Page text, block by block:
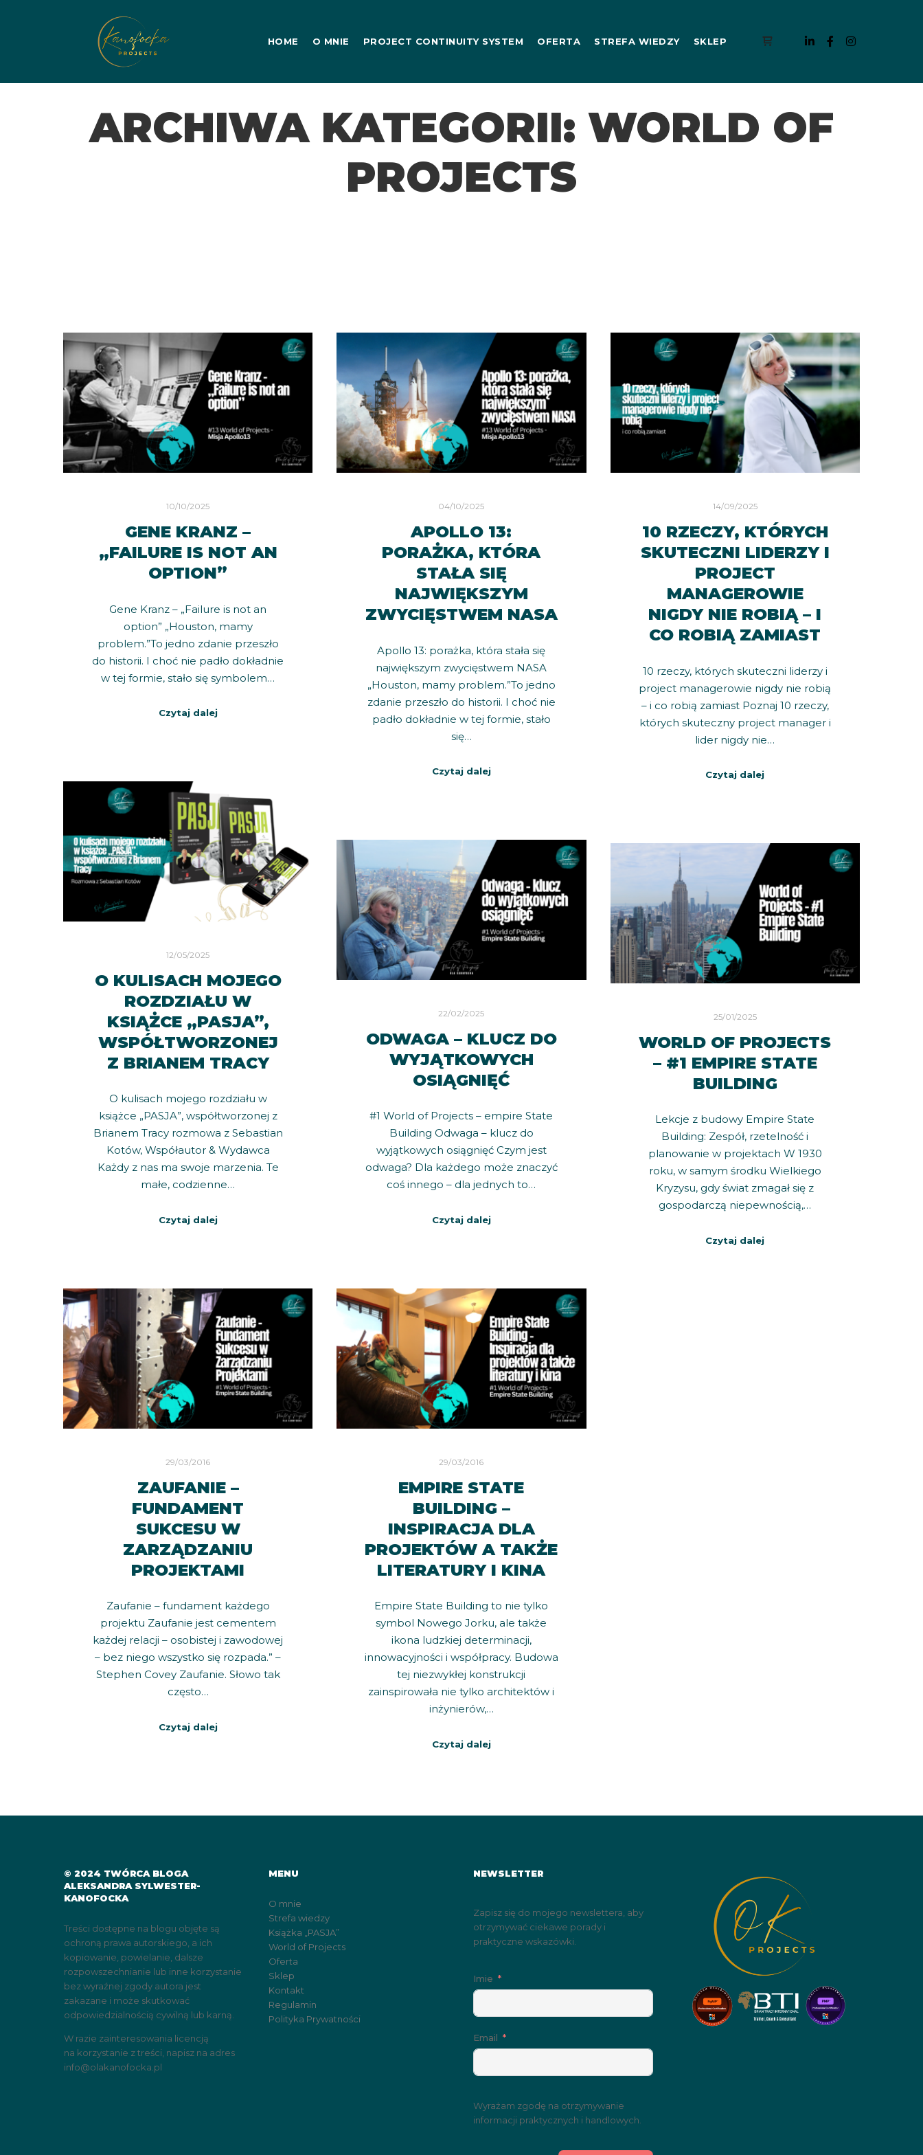
HOME O MNIE PROJECT CONTINUITY SYSTEM OFERTA STREFA WIEDZY
SKLEP
ARCHIWA KATEGORII: WORLD OF
PROJECTS
10/10/2025
GENE KRANZ –
„FAILURE IS NOT AN
OPTION”
Gene Kranz – „Failure is not an
option” „Houston, mamy
problem.”To jedno zdanie przeszło
do historii. I choć nie padło dokładnie
w tej formie, stało się symbolem…
Czytaj dalej
04/10/2025
APOLLO 13:
PORAŻKA, KTÓRA
STAŁA SIĘ
NAJWIĘKSZYM
ZWYCIĘSTWEM NASA
Apollo 13: porażka, która stała się
największym zwycięstwem NASA
„Houston, mamy problem.”To jedno
zdanie przeszło do historii. I choć nie
padło dokładnie w tej formie, stało
się…
Czytaj dalej
14/09/2025
10 RZECZY, KTÓRYCH
SKUTECZNI LIDERZY I
PROJECT
MANAGEROWIE
NIGDY NIE ROBIĄ – I
CO ROBIĄ ZAMIAST
10 rzeczy, których skuteczni liderzy i
project managerowie nigdy nie robią
– i co robią zamiast Poznaj 10 rzeczy,
których skuteczny project manager i
lider nigdy nie…
Czytaj dalej
12/05/2025
O KULISACH MOJEGO
ROZDZIAŁU W
KSIĄŻCE „PASJA”,
WSPÓŁTWORZONEJ
Z BRIANEM TRACY
O kulisach mojego rozdziału w
książce „PASJA”, współtworzonej z
Brianem Tracy rozmowa z Sebastian
Kotów, Współautor & Wydawca
Każdy z nas ma swoje marzenia. Te
małe, codzienne…
Czytaj dalej
22/02/2025
ODWAGA – KLUCZ DO
WYJĄTKOWYCH
OSIĄGNIĘĆ
#1 World of Projects – empire State
Building Odwaga – klucz do
wyjątkowych osiągnięć Czym jest
odwaga? Dla każdego może znaczyć
coś innego – dla jednych to…
Czytaj dalej
25/01/2025
WORLD OF PROJECTS
– #1 EMPIRE STATE
BUILDING
Lekcje z budowy Empire State
Building: Zespół, rzetelność i
planowanie w projektach W 1930
roku, w samym środku Wielkiego
Kryzysu, gdy świat zmagał się z
gospodarczą niepewnością,…
Czytaj dalej
29/03/2016
ZAUFANIE –
FUNDAMENT
SUKCESU W
ZARZĄDZANIU
PROJEKTAMI
Zaufanie – fundament każdego
projektu Zaufanie jest cementem
każdej relacji – osobistej i zawodowej
– bez niego wszystko się rozpada.” –
Stephen Covey Zaufanie. Słowo tak
często…
Czytaj dalej
29/03/2016
EMPIRE STATE
BUILDING –
INSPIRACJA DLA
PROJEKTÓW A TAKŻE
LITERATURY I KINA
Empire State Building to nie tylko
symbol Nowego Jorku, ale także
ikona ludzkiej determinacji,
innowacyjności i współpracy. Budowa
tej niezwykłej konstrukcji
zainspirowała nie tylko architektów i
inżynierów,…
Czytaj dalej
© 2024 TWÓRCA BLOGA
ALEKSANDRA SYLWESTER-
KANOFOCKA
Treści dostępne na blogu objęte są
ochroną prawa autorskiego, a ich
kopiowanie, powielanie, dalsze
rozpowszechnianie lub inne korzystanie
bez wyraźnej zgody autora jest
zakazane i może skutkować
odpowiedzialnością cywilną lub karną.
W razie zainteresowania licencją
na korzystanie z treści, napisz na adres
info@olakanofocka.pl
MENU
O mnie
Strefa wiedzy
Książka „PASJA”
World of Projects
Oferta
Sklep
Kontakt
Regulamin
Polityka Prywatności
NEWSLETTER
Zapisz się do mojego newslettera, aby
otrzymywać ciekawe porady i
praktyczne wskazówki.
Imie
Email
Wyrażam zgodę na otrzymywanie
informacji praktycznych i handlowych.